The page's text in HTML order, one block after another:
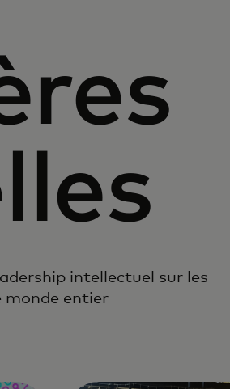
intellectuel sur les
monde entier